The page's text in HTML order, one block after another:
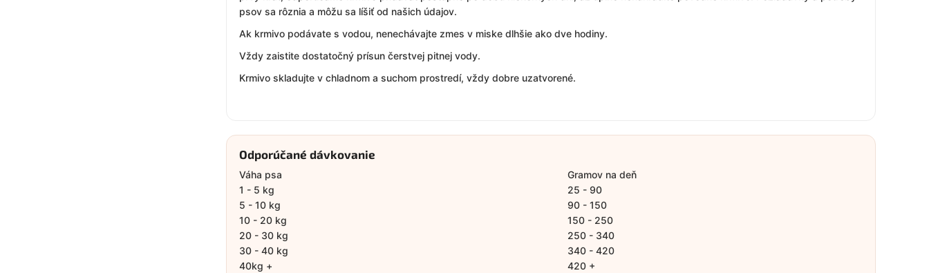
psov sa rôznia a môžu sa líšiť od našich údajov.
Ak krmivo podávate s vodou, nenechávajte zmes v miske dlhšie ako dve hodiny.
Vždy zaistite dostatočný prísun čerstvej pitnej vody.
Krmivo skladujte v chladnom a suchom prostredí, vždy dobre uzatvorené.
Odporúčané dávkovanie
Váha psa
Gramov na deň
1 - 5 kg
25 - 90
5 - 10 kg
90 - 150
10 - 20 kg
150 - 250
20 - 30 kg
250 - 340
30 - 40 kg
340 - 420
40kg +
420 +